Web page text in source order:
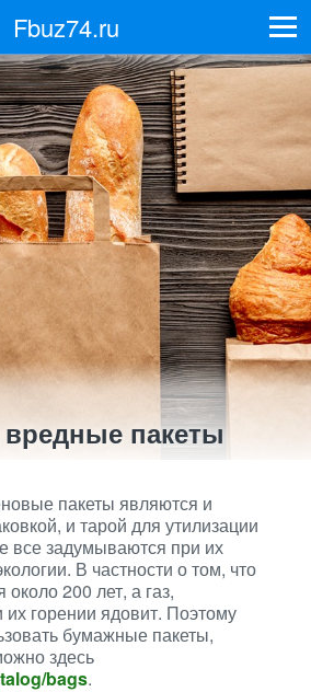
Fbuz74.ru
пакеты
пакеты являются и
и тарой для утилизации
все задумываются при их
В частности о том, что
около 200 лет, а газ,
горении ядовит. Поэтому
бумажные пакеты,
здесь
bags.